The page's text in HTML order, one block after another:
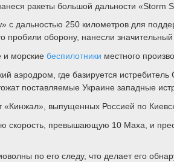
ракеты большой дальности «Storm
дальностью 250 километров для
пробили оборону, нанесли
и морские беспилотники местного
где базируется
поставляемые Украине западные
выпущенных Россией по
превышающую 10 Маха, и
по его следу, что делает его